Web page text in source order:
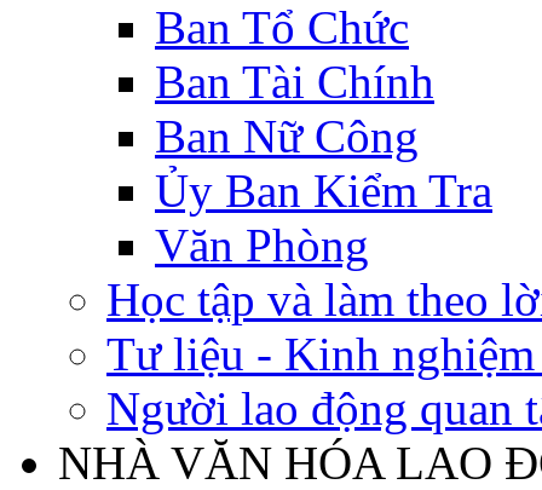
Ban Tổ Chức
Ban Tài Chính
Ban Nữ Công
Ủy Ban Kiểm Tra
Văn Phòng
Học tập và làm theo
Tư liệu - Kinh
Người lao động quan
NHÀ VĂN HÓA LAO